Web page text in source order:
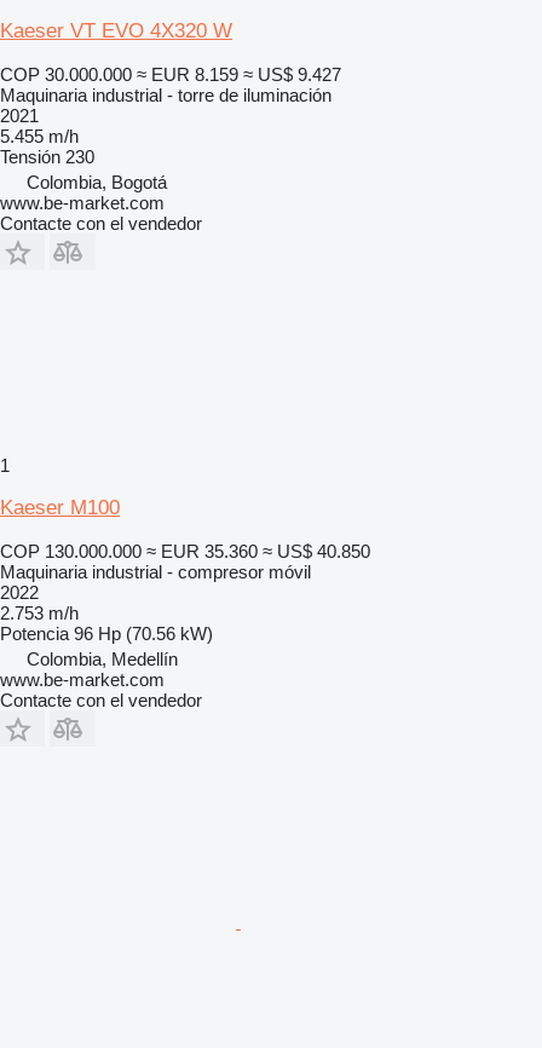
Kaeser VT EVO 4X320 W
COP 30.000.000 ≈ EUR 8.159 ≈ US$ 9.427
Maquinaria industrial - torre de iluminación
2021
5.455 m/h
Tensión 230
Colombia, Bogotá
www.be-market.com
Contacte con el vendedor
1
Kaeser M100
COP 130.000.000 ≈ EUR 35.360 ≈ US$ 40.850
Maquinaria industrial - compresor móvil
2022
2.753 m/h
Potencia 96 Hp (70.56 kW)
Colombia, Medellín
www.be-market.com
Contacte con el vendedor